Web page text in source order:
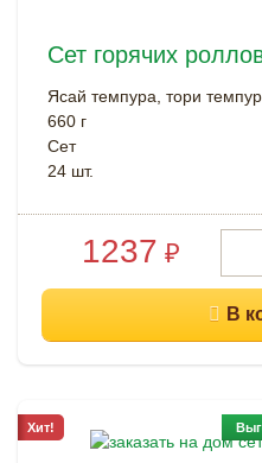
Сет горячих
Ясай темпура, тори
660 г
Cет
24 шт.
1237 ₽
Хит!